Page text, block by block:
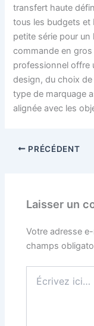
transfert haute
tous les budgets et
petite série pour un
commande en
professionnel offre
design, du choix
type de marquage
alignée avec les
PRÉCÉDENT
Laisser un
Votre adresse
champs
ici…